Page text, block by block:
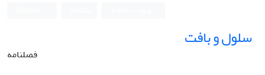
سلول و بافت
فصلنامه